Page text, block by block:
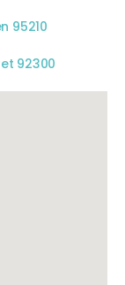
95210
92300